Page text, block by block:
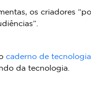
os criadores
caderno de tecnologia
da tecnologia.